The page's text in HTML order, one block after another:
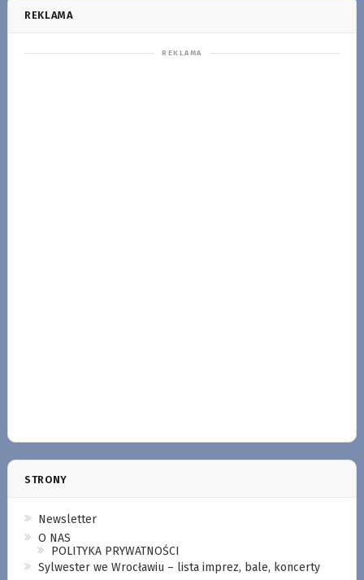
REKLAMA
STRONY
Newsletter
O NAS
POLITYKA PRYWATNOŚCI
Sylwester we Wrocławiu – lista imprez, bale, koncerty